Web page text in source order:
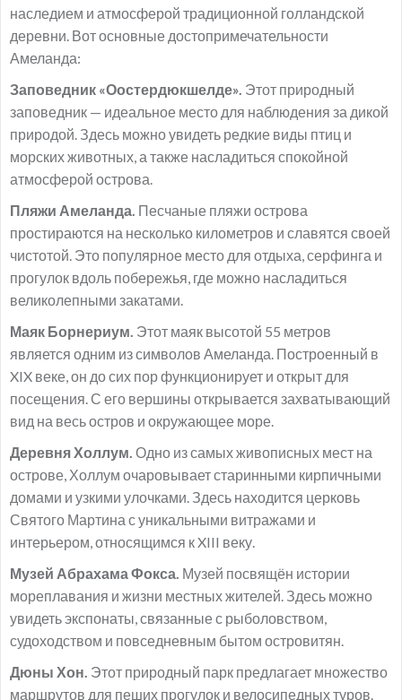
наследием и атмосферой традиционной голландской
деревни. Вот основные достопримечательности
Амеланда:
Заповедник «Оостердюкшелде». Этот природный
заповедник — идеальное место для наблюдения за дикой
природой. Здесь можно увидеть редкие виды птиц и
морских животных, а также насладиться спокойной
атмосферой острова.
Пляжи Амеланда. Песчаные пляжи острова
простираются на несколько километров и славятся своей
чистотой. Это популярное место для отдыха, серфинга и
прогулок вдоль побережья, где можно насладиться
великолепными закатами.
Маяк Борнериум. Этот маяк высотой 55 метров
является одним из символов Амеланда. Построенный в
XIX веке, он до сих пор функционирует и открыт для
посещения. С его вершины открывается захватывающий
вид на весь остров и окружающее море.
Деревня Холлум. Одно из самых живописных мест на
острове, Холлум очаровывает старинными кирпичными
домами и узкими улочками. Здесь находится церковь
Святого Мартина с уникальными витражами и
интерьером, относящимся к XIII веку.
Музей Абрахама Фокса. Музей посвящён истории
мореплавания и жизни местных жителей. Здесь можно
увидеть экспонаты, связанные с рыболовством,
судоходством и повседневным бытом островитян.
Дюны Хон. Этот природный парк предлагает множество
маршрутов для пеших прогулок и велосипедных туров.